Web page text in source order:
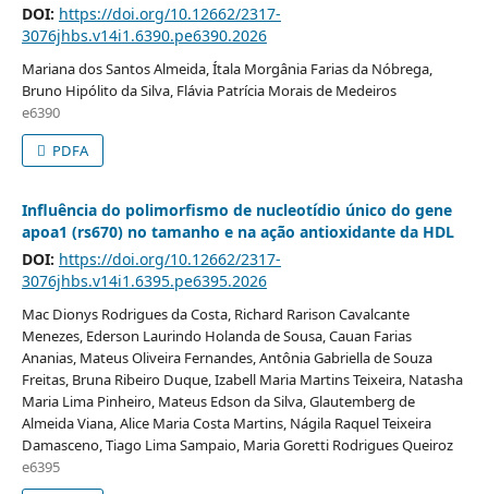
DOI: https://doi.org/10.12662/2317-
3076jhbs.v14i1.6390.pe6390.2026
Mariana dos Santos Almeida, Ítala Morgânia Farias da Nóbrega,
Bruno Hipólito da Silva, Flávia Patrícia Morais de Medeiros
e6390
PDFA
Influência do polimorfismo de nucleotídio único do gene
apoa1 (rs670) no tamanho e na ação antioxidante da HDL
DOI: https://doi.org/10.12662/2317-
3076jhbs.v14i1.6395.pe6395.2026
Mac Dionys Rodrigues da Costa, Richard Rarison Cavalcante
Menezes, Ederson Laurindo Holanda de Sousa, Cauan Farias
Ananias, Mateus Oliveira Fernandes, Antônia Gabriella de Souza
Freitas, Bruna Ribeiro Duque, Izabell Maria Martins Teixeira, Natasha
Maria Lima Pinheiro, Mateus Edson da Silva, Glautemberg de
Almeida Viana, Alice Maria Costa Martins, Nágila Raquel Teixeira
Damasceno, Tiago Lima Sampaio, Maria Goretti Rodrigues Queiroz
e6395